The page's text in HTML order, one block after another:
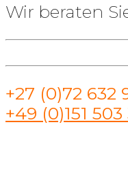
Wir beraten
+27 (0)72 632
+49 (0)151